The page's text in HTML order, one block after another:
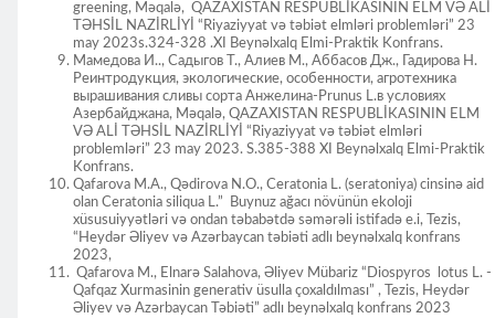
greening, Məqalə, QAZAXISTAN RESPUBLİKASININ ELM VƏ ALİ
TƏHSİL NAZİRLİYİ “Riyaziyyat və təbiət elmləri problemləri” 23
may 2023s.324-328 .XI Beynəlxalq Elmi-Praktik Konfrans.
Мамедова И.., Садыгов Т., Алиев М., Аббасов Дж., Гадирова Н.
Реинтродукция, экологические, особенности, агротехника
вырашивания сливы сорта Анжелина-Prunus L.в условиях
Азербайджана, Məqalə, QAZAXISTAN RESPUBLİKASININ ELM
VƏ ALİ TƏHSİL NAZİRLİYİ “Riyaziyyat və təbiət elmləri
problemləri” 23 may 2023. S.385-388 XI Beynəlxalq Elmi-Praktik
Konfrans.
Qafarova M.A., Qədirova N.O., Ceratonia L. (seratoniya) cinsinə aid
olan Ceratonia siliqua L.” Buynuz ağacı növünün ekoloji
xüsusuiyyətləri və ondan təbabətdə səmərəli istifadə e.i, Tezis,
“Heydər Əliyev və Azərbaycan təbiəti adlı beynəlxalq konfrans
2023,
Qafarova M., Elnarə Salahova, Əliyev Mübariz “Diospyros lotus L. -
Qafqaz Xurmasinin generativ üsulla çoxaldılması” , Tezis, Heydər
Əliyev və Azərbaycan Təbiəti” adlı beynəlxalq konfrans 2023